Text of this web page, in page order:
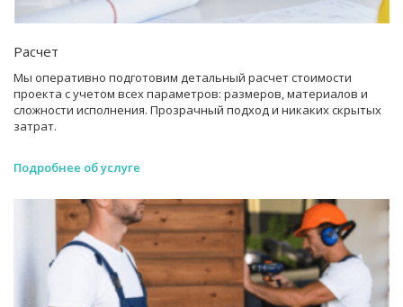
Расчет
Мы оперативно подготовим детальный расчет стоимости
проекта с учетом всех параметров: размеров, материалов и
сложности исполнения. Прозрачный подход и никаких скрытых
затрат.
Подробнее об услуге